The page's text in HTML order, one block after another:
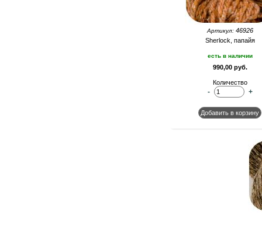
Артикул: 46926
Sherlock, папайя
есть в наличии
990,00 руб.
Количество
- +